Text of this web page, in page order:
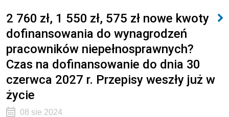
2 760 zł, 1 550 zł, 575 zł nowe kwoty
dofinansowania do wynagrodzeń
pracowników niepełnosprawnych?
Czas na dofinansowanie do dnia 30
czerwca 2027 r. Przepisy weszły już w
życie
08 sie 2024